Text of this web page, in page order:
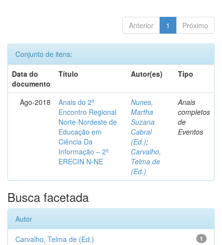
Anterior 1 Próximo
Conjunto de itens:
Data do
documento
Título Autor(es) Tipo
Ago-2018
Anais do 2º
Encontro Regional
Norte-Nordeste de
Educação em
Ciência Da
Informação – 2º
ERECIN N-NE
Nunes,
Martha
Suzana
Cabral
(Ed.);
Carvalho,
Telma de
(Ed.)
Anais
completos
de
Eventos
Busca facetada
Autor
1
Carvalho, Telma de (Ed.)